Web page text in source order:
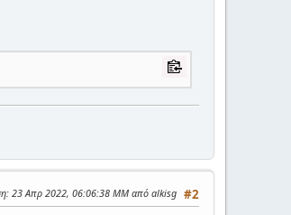
#2
: 23 Απρ 2022, 06:06:38 ΜΜ από alkisg